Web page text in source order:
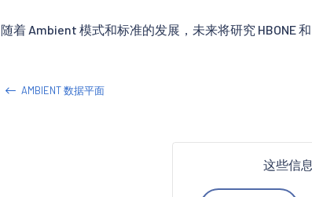
随着 Ambient 模式和标准的发展，未来将研究 HBONE 和
AMBIENT 数据平面
这些信